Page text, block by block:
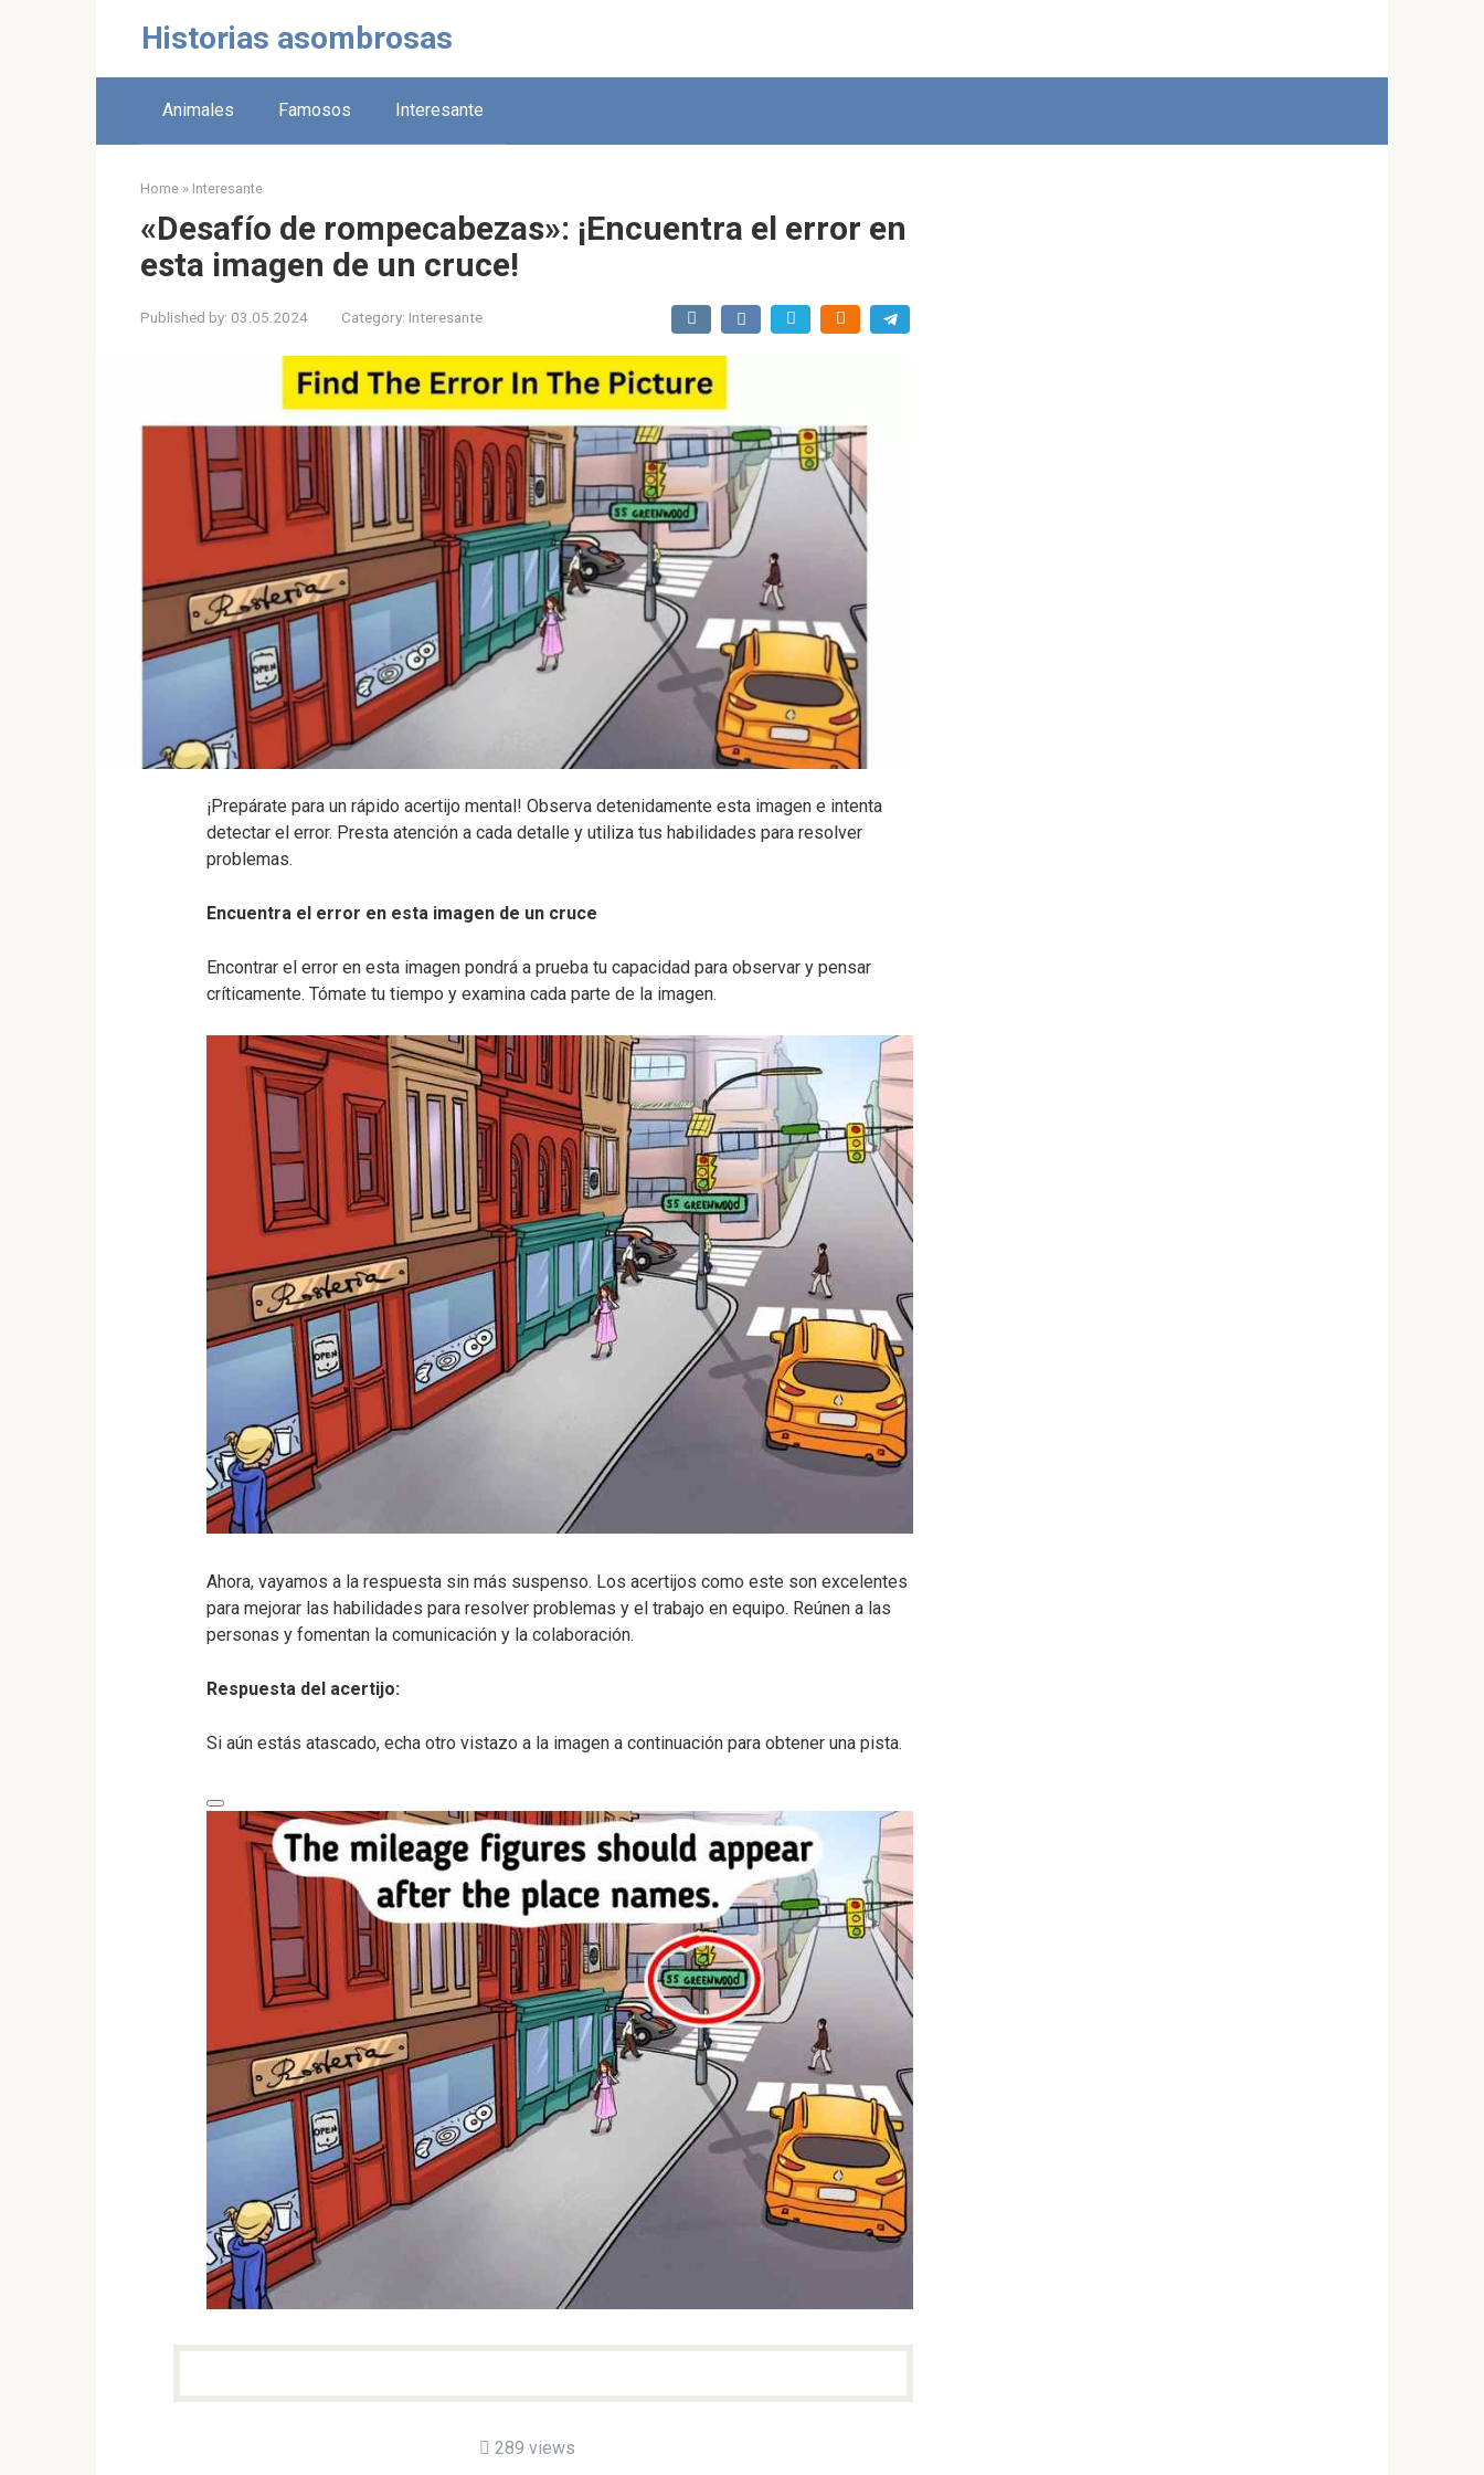
Historias asombrosas
Animales Famosos Interesante
Home » Interesante
«Desafío de rompecabezas»: ¡Encuentra el error en
esta imagen de un cruce!
Published by: 03.05.2024 Category: Interesante
¡Prepárate para un rápido acertijo mental! Observa detenidamente esta imagen e intenta
detectar el error. Presta atención a cada detalle y utiliza tus habilidades para resolver
problemas.
Encuentra el error en esta imagen de un cruce
Encontrar el error en esta imagen pondrá a prueba tu capacidad para observar y pensar
críticamente. Tómate tu tiempo y examina cada parte de la imagen.
Ahora, vayamos a la respuesta sin más suspenso. Los acertijos como este son excelentes
para mejorar las habilidades para resolver problemas y el trabajo en equipo. Reúnen a las
personas y fomentan la comunicación y la colaboración.
Respuesta del acertijo:
Si aún estás atascado, echa otro vistazo a la imagen a continuación para obtener una pista.
289 views